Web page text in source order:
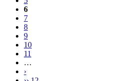
6
7
8
9
10
11
…
›